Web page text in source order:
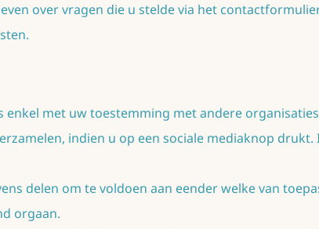
over vragen die u stelde via het
met uw toestemming met andere
indien u op een sociale mediaknop
delen om te voldoen aan eender welke van
orgaan.